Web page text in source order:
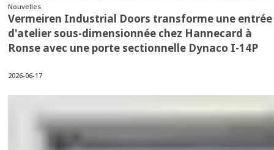
Nouvelles
Vermeiren Industrial Doors transforme une entrée
d'atelier sous-dimensionnée chez Hannecard à
Ronse avec une porte sectionnelle Dynaco I-14P
2026-06-17